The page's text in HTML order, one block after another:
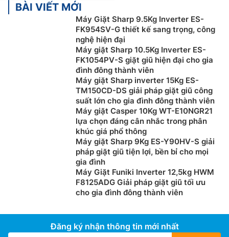
BÀI VIẾT MỚI
Máy Giặt Sharp 9.5Kg Inverter ES-
FK954SV-G thiết kế sang trọng, công
nghệ hiện đại
Máy giặt Sharp 10.5Kg Inverter ES-
FK1054PV-S giặt giũ hiện đại cho gia
đình đông thành viên
Máy giặt Sharp inverter 15Kg ES-
TM150CD-DS giải pháp giặt giũ công
suất lớn cho gia đình đông thành viên
Máy giặt Casper 10Kg WT-E10NGR21
lựa chọn đáng cân nhắc trong phân
khúc giá phổ thông
Máy giặt Sharp 9Kg ES-Y90HV-S giải
pháp giặt giũ tiện lợi, bền bỉ cho mọi
gia đình
Máy Giặt Funiki Inverter 12,5kg HWM
F8125ADG Giải pháp giặt giũ tối ưu
cho gia đình đông thành viên
Đăng ký nhận thông tin mới nhất